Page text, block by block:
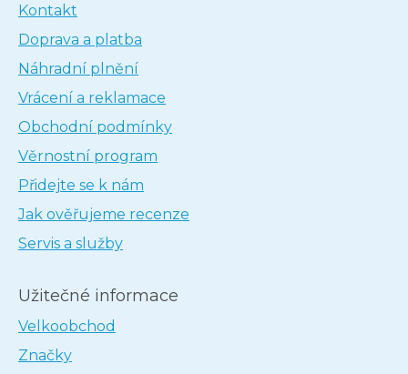
Kontakt
Doprava a platba
Náhradní plnění
Vrácení a reklamace
Obchodní podmínky
Věrnostní program
Přidejte se k nám
Jak ověřujeme recenze
Servis a služby
Užitečné informace
Velkoobchod
Značky